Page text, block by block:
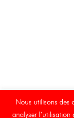
Nous utilisons des
analyser